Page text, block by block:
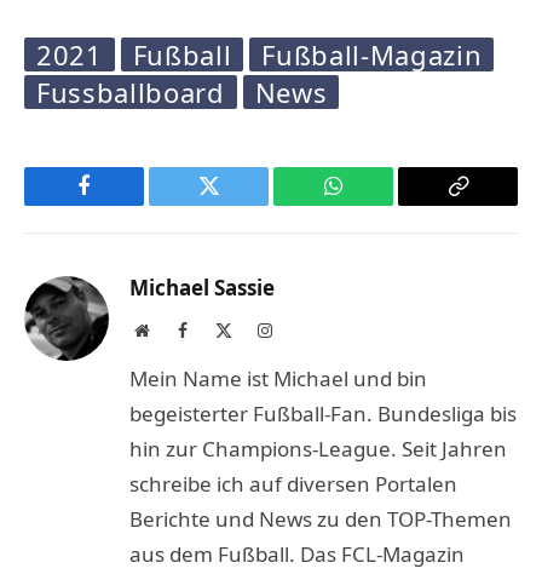
2021 Fußball
Fußball-Magazin
Fussballboard
News
Facebook Twitter WhatsApp
Copy
Michael Sassie
WebsiteFacebook Instagram
Mein Name ist Michael und bin
begeisterter Fußball-Fan. Bundesliga bis
hin zur Champions-League. Seit Jahren
schreibe ich auf diversen Portalen
Berichte und News zu den TOP-Themen
aus dem Fußball. Das FCL-Magazin